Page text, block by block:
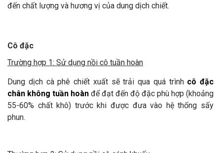
đến chất lượng và hương vị của dung dịch chiết.
Cô đặc
Trường hợp 1: Sử dụng nồi cô tuần hoàn
Dung dịch cà phê chiết xuất sẽ trải qua quá trình cô đặc
chân không tuần hoàn để đạt đến độ đặc phù hợp (khoảng
55-60% chất khô) trước khi được đưa vào hệ thống sấy
phun.